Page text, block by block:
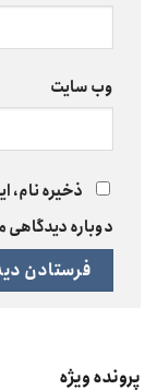
وب‌ سایت
ذخیره نام،
دوباره
پرونده ویژه